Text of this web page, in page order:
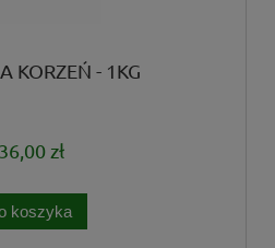
KORZEŃ - 1KG
36,00 zł
koszyka